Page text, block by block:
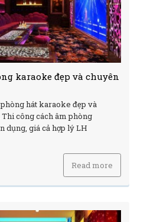
karaoke đẹp và chuyên
hát karaoke đẹp và
công cách âm phòng
dụng, giá cả hợp lý LH
Read more